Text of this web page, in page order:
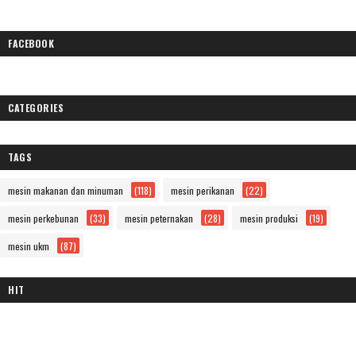
FACEBOOK
CATEGORIES
TAGS
mesin makanan dan minuman (118) mesin perikanan (22)
mesin perkebunan (33) mesin peternakan (28) mesin produksi (19)
mesin ukm (87)
HIT